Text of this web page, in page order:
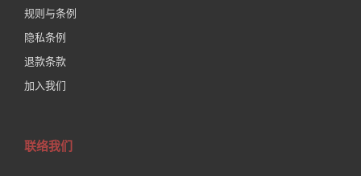
规则与条例
隐私条例
退款条款
加入我们
联络我们